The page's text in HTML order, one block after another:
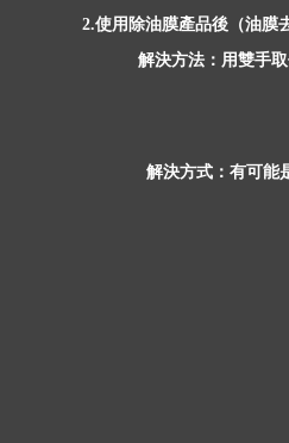
2.使用除油膜產品後（油膜
解決方法：用雙手
解決方式：有可能